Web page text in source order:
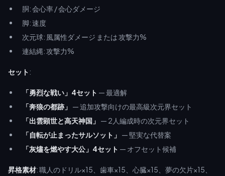
胴: 会心率 / 会心ダメージ
脚: 速度
次元球: 風属性ダメージ または 攻撃力%
連結縄: 攻撃力%
セット:
「勇烈な戦い」4セット — 最適解
「奔狼の都跡」 — 追加攻撃向けの最高級次元界セット
「出雲顕世と高天神国」 — 2人編成時の次元界セット
「自転が止まったサルソット」 — 堅実な代替案
「灰燼を燃やす大公」4セット — オフセット候補
昇格素材: 職人のドリル×15、歯車×15、心臓×15、夢の欠片×15、